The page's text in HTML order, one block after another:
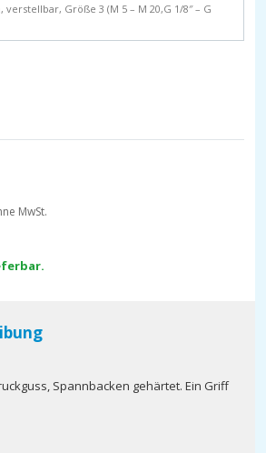
verstellbar, Größe 3 (M 5 – M 20,G 1/8″ – G
MwSt.
Spannbacken gehärtet. Ein Griff